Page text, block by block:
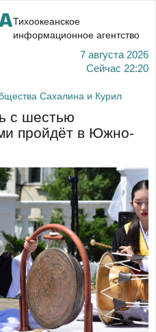
Тихоокеанское
информационное агентство
7 августа 2026
Сейчас 22:20
Сахалина и Курил
с шестью
пройдёт в Южно-